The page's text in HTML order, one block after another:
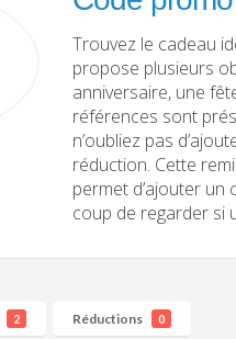
Trouvez le cadeau
propose plusieurs
anniversaire, une
références sont
n’oubliez pas
réduction. Cette
permet d’ajouter
coup de regarder si
2 Réductions 0